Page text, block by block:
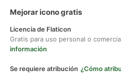
Mejorar icono gratis
Licencia de Flaticon
Gratis para uso personal o
información
Se requiere atribución ¿Cómo